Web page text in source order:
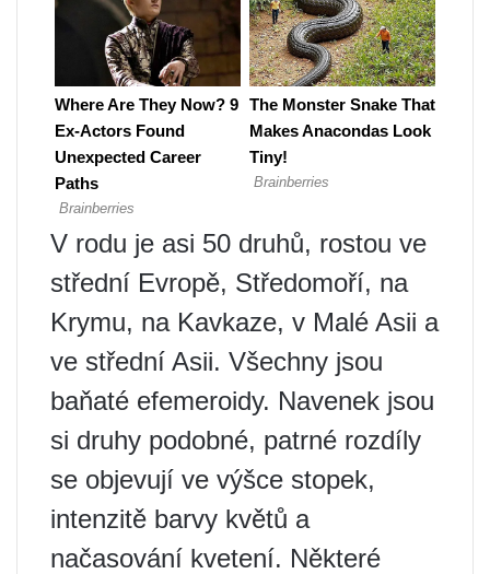
V rodu je asi 50 druhů, rostou ve
střední Evropě, Středomoří, na
Krymu, na Kavkaze, v Malé Asii a
ve střední Asii. Všechny jsou
baňaté efemeroidy. Navenek jsou
si druhy podobné, patrné rozdíly
se objevují ve výšce stopek,
intenzitě barvy květů a
načasování kvetení. Některé